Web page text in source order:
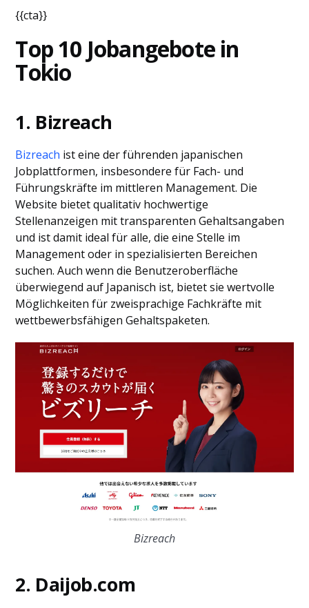
{{cta}}
Top 10 Jobangebote in
Tokio
1. Bizreach
Bizreach ist eine der führenden japanischen
Jobplattformen, insbesondere für Fach- und
Führungskräfte im mittleren Management. Die
Website bietet qualitativ hochwertige
Stellenanzeigen mit transparenten Gehaltsangaben
und ist damit ideal für alle, die eine Stelle im
Management oder in spezialisierten Bereichen
suchen. Auch wenn die Benutzeroberfläche
überwiegend auf Japanisch ist, bietet sie wertvolle
Möglichkeiten für zweisprachige Fachkräfte mit
wettbewerbsfähigen Gehaltspaketen.
Bizreach
2. Daijob.com